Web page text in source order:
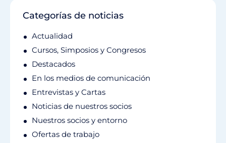
Categorías de noticias
Actualidad
Cursos, Simposios y Congresos
Destacados
En los medios de comunicación
Entrevistas y Cartas
Noticias de nuestros socios
Nuestros socios y entorno
Ofertas de trabajo